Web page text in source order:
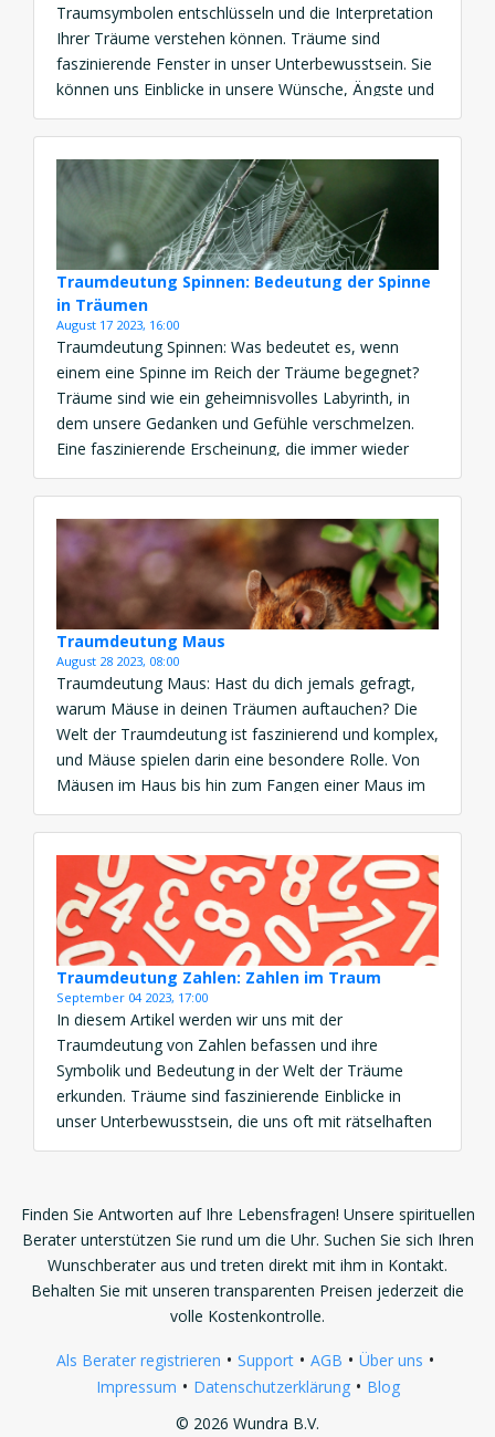
Traumsymbolen entschlüsseln und die Interpretation
Ihrer Träume verstehen können. Träume sind
faszinierende Fenster in unser Unterbewusstsein. Sie
können uns Einblicke in unsere Wünsche, Ängste und
Gedanken geben. Oft sind sie jedoch verschlüsselt
und schwer zu verstehen. In der Traumdeutung
haben sich im Laufe der Zeit bestimmte Symbole
herausgebildet, […]
Traumdeutung Spinnen: Bedeutung der Spinne
in Träumen
August 17 2023, 16:00
Traumdeutung Spinnen: Was bedeutet es, wenn
einem eine Spinne im Reich der Träume begegnet?
Träume sind wie ein geheimnisvolles Labyrinth, in
dem unsere Gedanken und Gefühle verschmelzen.
Eine faszinierende Erscheinung, die immer wieder
auftauchen kann, ist die Spinne. In den Schleier der
Nacht gewebt, birgt die Spinne als Traumsymbol
tiefgreifende Bedeutungen, die unser
Unterbewusstsein enthüllt. […]
Traumdeutung Maus
August 28 2023, 08:00
Traumdeutung Maus: Hast du dich jemals gefragt,
warum Mäuse in deinen Träumen auftauchen? Die
Welt der Traumdeutung ist faszinierend und komplex,
und Mäuse spielen darin eine besondere Rolle. Von
Mäusen im Haus bis hin zum Fangen einer Maus im
Traum – die Bedeutung dahinter kann tiefer sein, als
du denkst. Traumdeutung Maus: Kleine Wesen,
große […]
Traumdeutung Zahlen: Zahlen im Traum
September 04 2023, 17:00
In diesem Artikel werden wir uns mit der
Traumdeutung von Zahlen befassen und ihre
Symbolik und Bedeutung in der Welt der Träume
erkunden. Träume sind faszinierende Einblicke in
unser Unterbewusstsein, die uns oft mit rätselhaften
Bildern und Symbolen herausfordern. Unter diesen
Finden Sie Antworten auf Ihre Lebensfragen! Unsere spirituellen
Berater unterstützen Sie rund um die Uhr. Suchen Sie sich Ihren
Wunschberater aus und treten direkt mit ihm in Kontakt.
Behalten Sie mit unseren transparenten Preisen jederzeit die
volle Kostenkontrolle.
Als Berater registrieren • Support • AGB • Über uns •
Impressum • Datenschutzerklärung • Blog
© 2026 Wundra B.V.